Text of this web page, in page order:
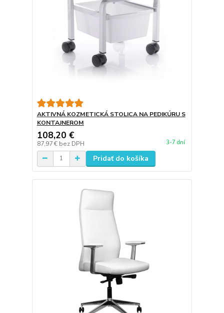
AKTIVNÁ KOZMETICKÁ STOLICA NA PEDIKÚRU S
KONTAJNEROM
108,20 €
87,97 € bez DPH 3-7 dní
Pridať do košíka